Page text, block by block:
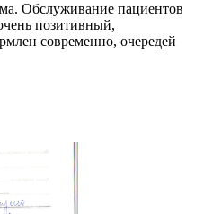
Обслуживание пациентов
позитивный,
современно, очередей